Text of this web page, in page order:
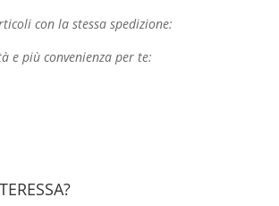
con la stessa spedizione:
e più convenienza per te: